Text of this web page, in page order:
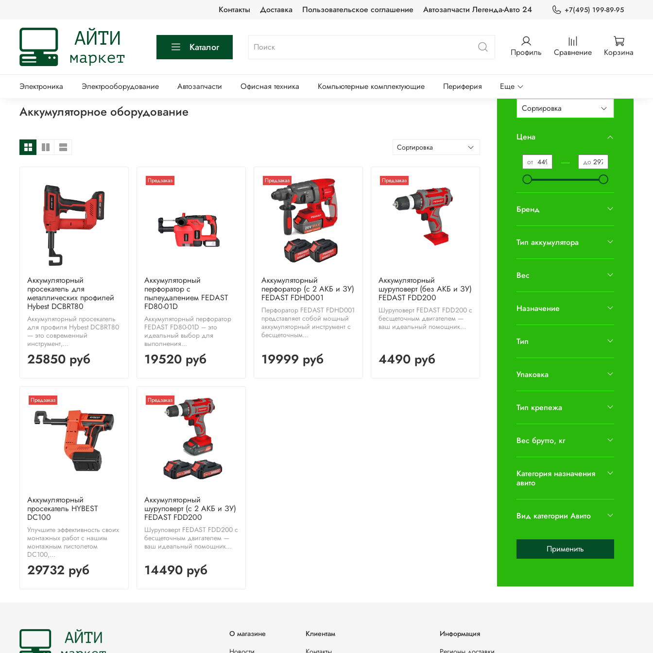
Контакты Доставка Пользовательское соглашение Автозапчасти Легенда-Авто 24 +7(495) 199-89-95
Каталог Профиль Сравнение Корзина
Электроника Электрооборудование Автозапчасти Офисная техника Компьютерные комплектующие Периферия Еще
Аккумуляторное оборудование
Аккумуляторный
просекатель для
металлических профилей
Hybest DCBRT80
Аккумуляторный просекатель
для профиля Hybest DCBRT80
— это современный
инструмент,...
25850 руб
Предзаказ
Аккумуляторный
перфоратор с
пылеудалением FEDAST
FD80-01D
Аккумуляторный перфоратор
FEDAST FD80-01D – это
идеальный выбор для
выполнения...
19520 руб
Предзаказ
Аккумуляторный
перфоратор (с 2 АКБ и ЗУ)
FEDAST FDHD001
Перфоратор FEDAST FDHD001
представляет собой мощный
аккумуляторный инструмент с
бесщеточным...
19999 руб
Предзаказ
Аккумуляторный
шуруповерт (без АКБ и ЗУ)
FEDAST FDD200
Шуруповерт FEDAST FDD200 с
бесщеточным двигателем —
ваш идеальный помощник...
4490 руб
Предзаказ
Аккумуляторный
просекатель HYBEST
DC100
Улучшите эффективность своих
монтажных работ с нашим
монтажным пистолетом
DC100,...
29732 руб
Предзаказ
Аккумуляторный
шуруповерт (c 2 АКБ и ЗУ)
FEDAST FDD200
Шуруповерт FEDAST FDD200 с
бесщеточным двигателем —
ваш идеальный помощник...
14490 руб
Цена
от — до
Бренд
Тип аккумулятора
Вес
Назначение
Тип
Упаковка
Тип крепежа
Вес брутто, кг
Категория назначения
авито
Вид категории Авито
Применить
О магазине
Клиентам
Информация